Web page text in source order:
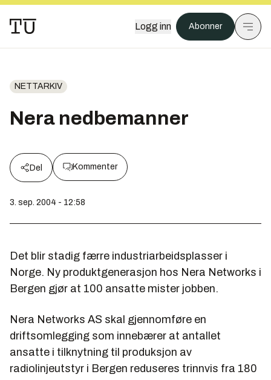
Logg inn Abonner
NETTARKIV
Nera nedbemanner
Del Kommenter
3. sep. 2004 - 12:58
Det blir stadig færre industriarbeidsplasser i
Norge. Ny produktgenerasjon hos Nera Networks i
Bergen gjør at 100 ansatte mister jobben.
Nera Networks AS skal gjennomføre en
driftsomlegging som innebærer at antallet
ansatte i tilknytning til produksjon av
radiolinjeutstyr i Bergen reduseres trinnvis fra 180